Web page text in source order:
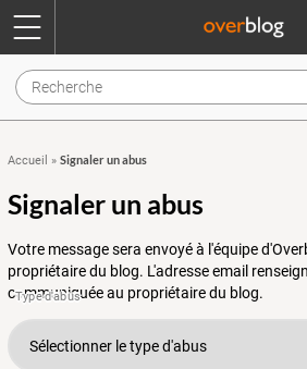
Accueil » Signaler un abus
Signaler un abus
Votre message sera envoyé à l'équipe
propriétaire du blog. L'adresse email
communiquée au propriétaire du blog.